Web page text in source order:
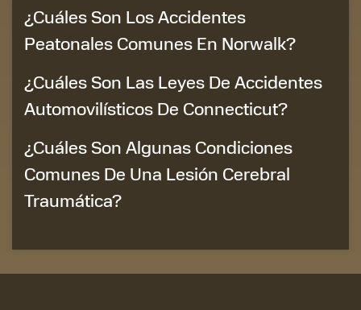
¿Cuáles Son Los Accidentes
Peatonales Comunes En Norwalk?
¿Cuáles Son Las Leyes De Accidentes
Automovilísticos De Connecticut?
¿Cuáles Son Algunas Condiciones
Comunes De Una Lesión Cerebral
Traumática?